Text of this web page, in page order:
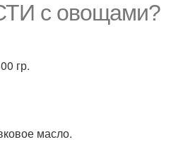
с овощами?
гр.
масло.